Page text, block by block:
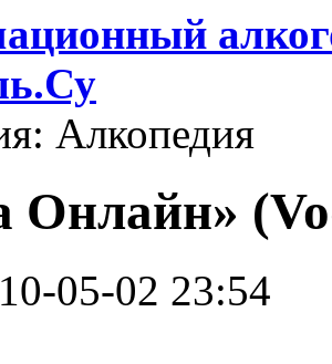
Алкопедия
Онлайн»
05-02 23:54